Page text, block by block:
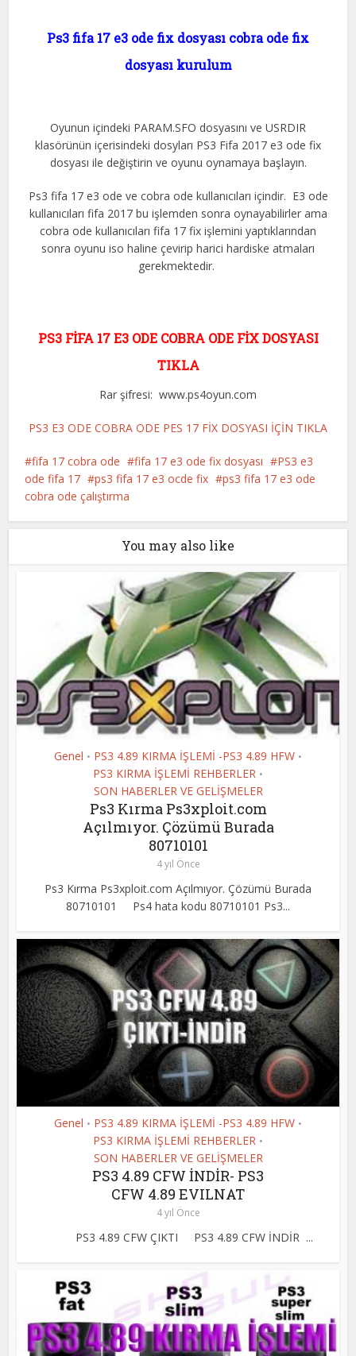
Ps3 fifa 17 e3 ode fix dosyası cobra ode fix
dosyası kurulum
Oyunun içindeki PARAM.SFO dosyasını ve USRDIR
klasörünün içerisindeki dosyları PS3 Fifa 2017 e3 ode fix
dosyası ile değiştirin ve oyunu oynamaya başlayın.
Ps3 fifa 17 e3 ode ve cobra ode kullanıcıları içindir. E3 ode
kullanıcıları fifa 2017 bu işlemden sonra oynayabilirler ama
cobra ode kullanıcıları fifa 17 fix işlemini yaptıklarından
sonra oyunu iso haline çevirip harici hardiske atmaları
gerekmektedir.
PS3 FİFA 17 E3 ODE COBRA ODE FİX DOSYASI
TIKLA
Rar şifresi: www.ps4oyun.com
PS3 E3 ODE COBRA ODE PES 17 FİX DOSYASI İÇİN TIKLA
fifa 17 cobra ode fifa 17 e3 ode fix dosyası
PS3 e3
ode fifa 17
ps3 fifa 17 e3 ocde fix
ps3 fifa 17 e3 ode
cobra ode çalıştırma
You may also like
Genel • PS3 4.89 KIRMA İŞLEMİ -PS3 4.89 HFW •
PS3 KIRMA İŞLEMİ REHBERLER •
SON HABERLER VE GELİŞMELER
Ps3 Kırma Ps3xploit.com
Açılmıyor. Çözümü Burada
80710101
4 yıl Önce
Ps3 Kırma Ps3xploit.com Açılmıyor. Çözümü Burada
80710101 Ps4 hata kodu 80710101 Ps3...
Genel • PS3 4.89 KIRMA İŞLEMİ -PS3 4.89 HFW •
PS3 KIRMA İŞLEMİ REHBERLER •
SON HABERLER VE GELİŞMELER
PS3 4.89 CFW İNDİR- PS3
CFW 4.89 EVILNAT
4 yıl Önce
PS3 4.89 CFW ÇIKTI PS3 4.89 CFW İNDİR ...